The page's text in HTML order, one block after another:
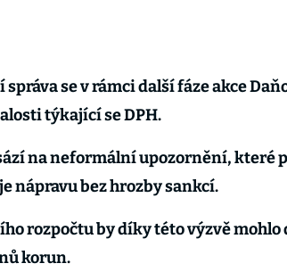
se v rámci další fáze akce
týkající se DPH.
na neformální upozornění, které
nápravu bez hrozby sankcí.
rozpočtu by díky této výzvě
korun.